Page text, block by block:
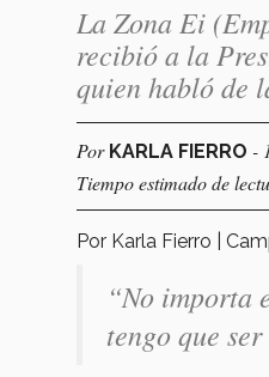
La Zona Ei
recibió a la
quien habló de
Por KARLA FIERRO -
Tiempo estimado de
Por Karla Fierro |
“No importa
tengo que